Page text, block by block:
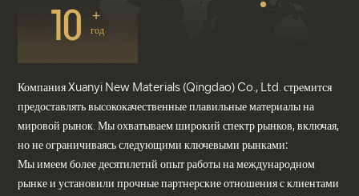
10 +
год
Компания Xuanyi New Materials (Qingdao) Co., Ltd. стремится
предоставлять высококачественные плавильные материалы на
мировой рынок. Мы охватываем широкий спектр рынков, включая,
но не ограничиваясь следующими ключевыми рынками:
Мы имеем более десятилетнй опыт работы на международном
рынке и установили прочные партнерские отношения с клиентами